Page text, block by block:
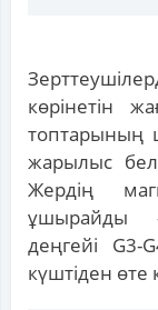
көрінетін
топтарының
жарылыс
Жердің
ұшырайды
деңгейі G3-
күштіден өте